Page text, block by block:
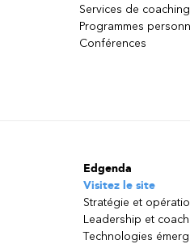
Services de coaching
Programmes
Conférences
Edgenda
Visitez le site
Stratégie et
Leadership et
Technologies